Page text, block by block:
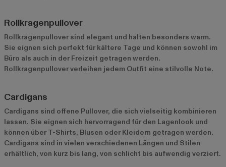
Rollkragenpullover
Rollkragenpullover sind elegant und halten besonders warm.
Sie eignen sich perfekt für kältere Tage und können sowohl im
Büro als auch in der Freizeit getragen werden.
Rollkragenpullover verleihen jedem Outfit eine stilvolle Note.
Cardigans
Cardigans sind offene Pullover, die sich vielseitig kombinieren
lassen. Sie eignen sich hervorragend für den Lagenlook und
können über T-Shirts, Blusen oder Kleidern getragen werden.
Cardigans sind in vielen verschiedenen Längen und Stilen
erhältlich, von kurz bis lang, von schlicht bis aufwendig verziert.